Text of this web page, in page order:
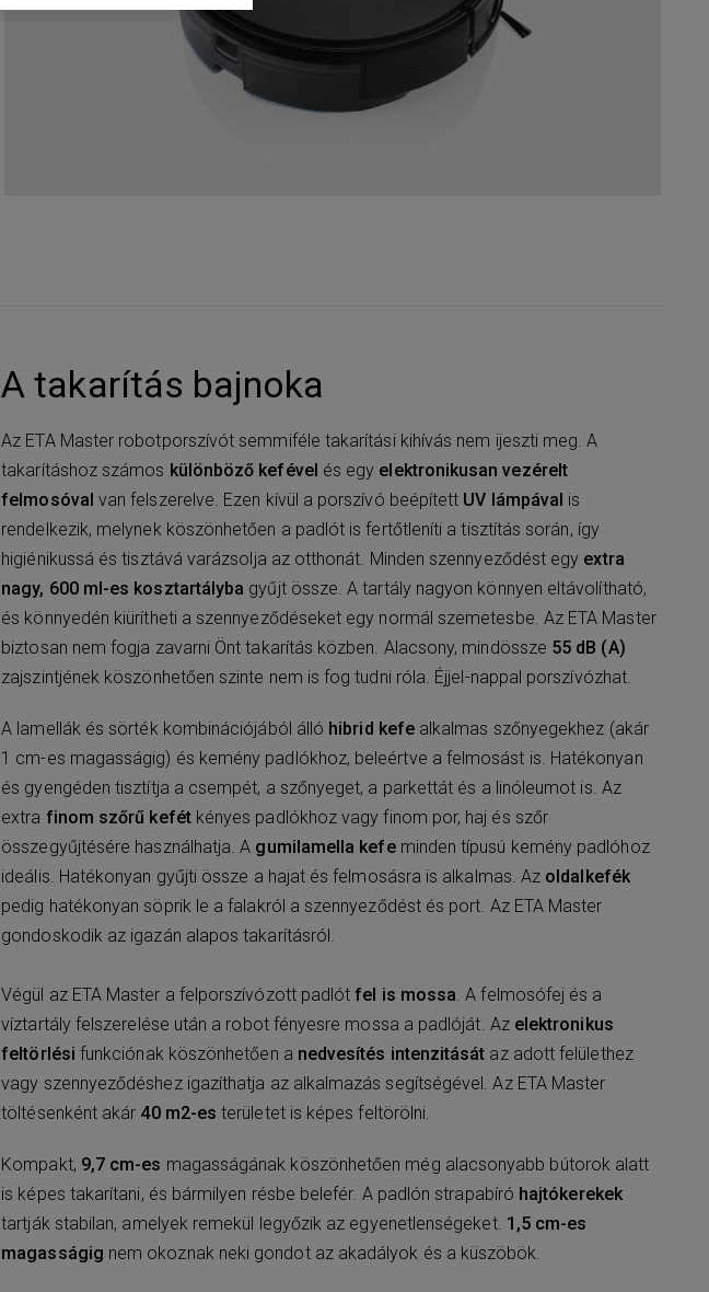
A takarítás bajnoka
Az ETA Master robotporszívót semmiféle takarítási kihívás nem ijeszti meg. A
takarításhoz számos különböző kefével és egy elektronikusan vezérelt
felmosóval van felszerelve. Ezen kívül a porszívó beépített UV lámpával is
rendelkezik, melynek köszönhetően a padlót is fertőtleníti a tisztítás során, így
higiénikussá és tisztává varázsolja az otthonát. Minden szennyeződést egy extra
nagy, 600 ml-es kosztartályba gyűjt össze. A tartály nagyon könnyen eltávolítható,
és könnyedén kiürítheti a szennyeződéseket egy normál szemetesbe. Az ETA Master
biztosan nem fogja zavarni Önt takarítás közben. Alacsony, mindössze 55 dB (A)
zajszintjének köszönhetően szinte nem is fog tudni róla. Éjjel-nappal porszívózhat.
A lamellák és sörték kombinációjából álló hibrid kefealkalmas szőnyegekhez (akár
1 cm-es magasságig) és kemény padlókhoz, beleértve a felmosást is. Hatékonyan
és gyengéden tisztítja a csempét, a szőnyeget, a parkettát és a linóleumot is. Az
extra finom szőrű kefétkényes padlókhoz vagy finom por, haj és szőr
összegyűjtésére használhatja. A gumilamella kefeminden típusú kemény padlóhoz
ideális. Hatékonyan gyűjti össze a hajat és felmosásra is alkalmas. Az oldalkefék
pedig hatékonyan söprik le a falakról a szennyeződést és port. Az ETA Master
gondoskodik az igazán alapos takarításról.
Végül az ETA Master a felporszívózott padlótfel is mossa. A felmosófej és a
víztartály felszerelése után a robot fényesre mossa a padlóját. Az elektronikus
feltörlési funkciónak köszönhetően a nedvesítés intenzitását az adott felülethez
vagy szennyeződéshez igazíthatja az alkalmazás segítségével. Az ETA Master
töltésenként akár 40 m2-es területet is képes feltörölni.
Kompakt, 9,7 cm-es magasságának köszönhetően még alacsonyabb bútorok alatt
is képes takarítani, és bármilyen résbe belefér. A padlón strapabíró hajtókerekek
tartják stabilan, amelyek remekül legyőzik az egyenetlenségeket. 1,5 cm-es
magasságig nem okoznak neki gondot az akadályok és a küszöbök.